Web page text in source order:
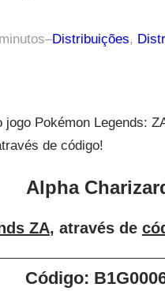
–Distribuições,
Pokémon Legends:
de código!
Alpha
ZA, através de
Código: